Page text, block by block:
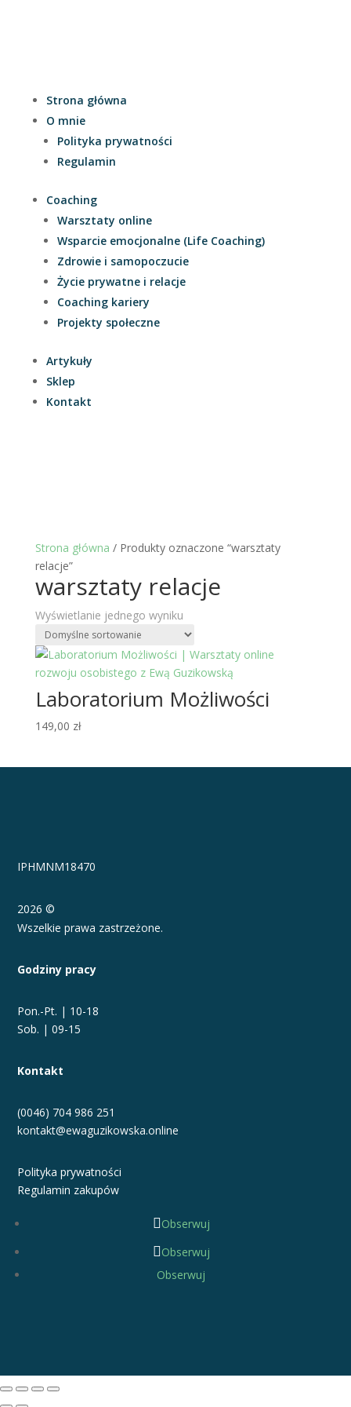
Strona główna
O mnie
Polityka prywatności
Regulamin
Coaching
Warsztaty online
Wsparcie emocjonalne (Life Coaching)
Zdrowie i samopoczucie
Życie prywatne i relacje
Coaching kariery
Projekty społeczne
Artykuły
Sklep
Kontakt
Strona główna / Produkty oznaczone “warsztaty
relacje”
warsztaty relacje
Wyświetlanie jednego wyniku
Laboratorium Możliwości
149,00 zł
IPHMNM18470
2026 ©
Wszelkie prawa zastrzeżone.
Godziny pracy
Pon.-Pt. | 10-18
Sob. | 09-15
Kontakt
(0046) 704 986 251
kontakt@ewaguzikowska.online
Polityka prywatności
Regulamin zakupów
Obserwuj
Obserwuj
Obserwuj